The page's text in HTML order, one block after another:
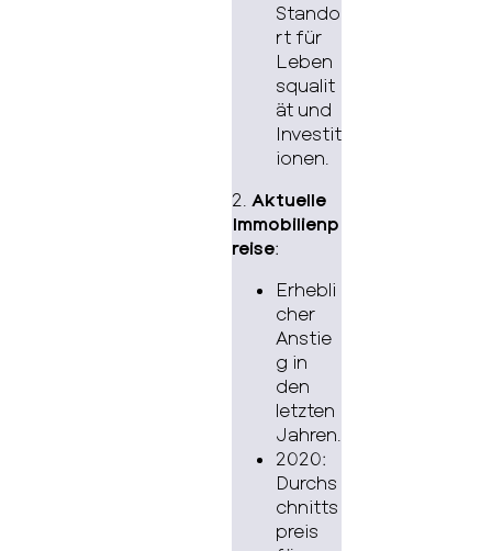
Stando
rt für
Leben
squalit
ät und
Investit
ionen.
2. Aktuelle
Immobilienp
reise:
Erhebli
cher
Anstie
g in
den
letzten
Jahren.
2020:
Durchs
chnitts
preis